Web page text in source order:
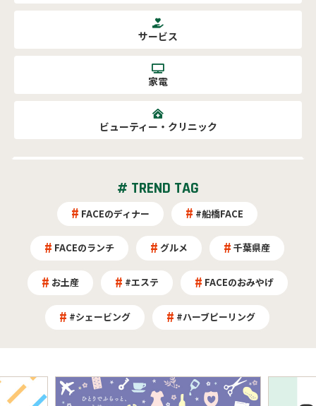
サービス
家電
ビューティー・クリニック
# TREND TAG
FACEのディナー #船橋FACE
FACEのランチ グルメ 千葉県産
お土産 #エステ FACEのおみやげ
#シェービング #ハーブピーリング